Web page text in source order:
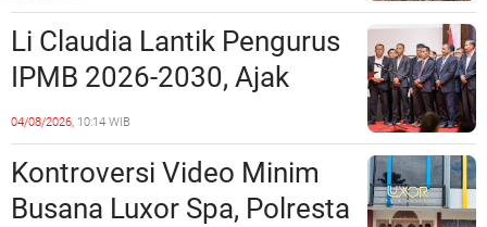
Miliaran Rupiah, Laporan ke
Polda Kepri Jalan di
Tempat?
Li Claudia Lantik Pengurus
IPMB 2026-2030, Ajak
Perkuat Kerukunan dan
Sinergi dengan Pemko
Batam
04/08/2026, 10:14 WIB
Kontroversi Video Minim
Busana Luxor Spa, Polresta